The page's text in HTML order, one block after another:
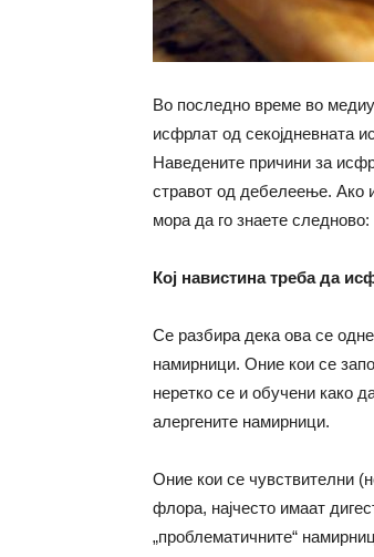
Во последно време во
исфрлат од секојдневната
Наведените причини за
стравот од дебелеење. Ако
мора да го знаете следново:
Кој навистина треба да
Се разбира дека ова се
намирници. Оние кои се
неретко се и обучени како
алергените намирници.
Оние кои се чувствителни
флора, најчесто имаат
„проблематичните“